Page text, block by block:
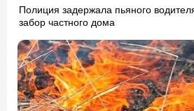
Полиция задержала пьяного
забор частного дома